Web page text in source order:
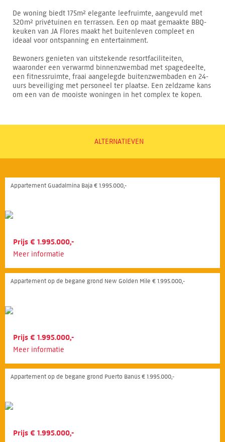
De woning biedt 175m² elegante leefruimte, aangevuld met
320m² privétuinen en terrassen. Een op maat gemaakte BBQ-
keuken van JA Flores maakt het buitenleven compleet en
ideaal voor ontspanning en entertainment.
Bewoners genieten van uitstekende resortfaciliteiten,
waaronder een verwarmd binnenzwembad met spagedeelte,
een fitnessruimte, fraai aangelegde buitenzwembaden en 24-
uurs beveiliging met personeel ter plaatse. Een zeldzame kans
om een van de mooiste woningen in het complex te kopen.
ALTERNATIEVEN
Appartement Guadalmina Baja € 1.995.000,-
Prijs € 1.995.000,-
Meer informatie
Appartement op de begane grond New Golden Mile € 1.995.000,-
Prijs € 1.995.000,-
Meer informatie
Appartement op de begane grond Puerto Banús € 1.995.000,-
Prijs € 1.995.000,-